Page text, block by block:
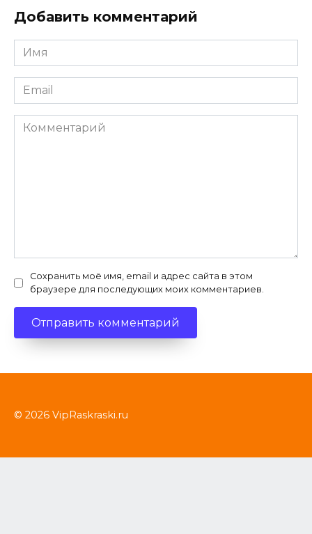
Добавить комментарий
Имя
*
Email
*
Комментарий
Сохранить моё имя, email и адрес сайта в этом
браузере для последующих моих комментариев.
© 2026 VipRaskraski.ru